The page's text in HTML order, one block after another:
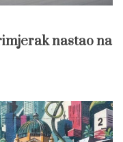
nastao na